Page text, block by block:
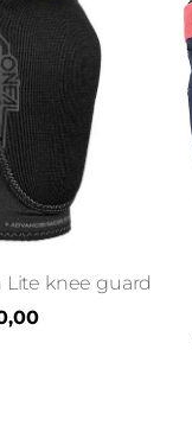
Lite knee guard